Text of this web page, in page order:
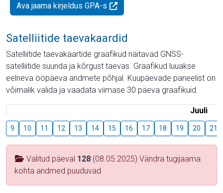
Ava jaama kirjeldus GPA-s
Satelliitide taevakaardid
Satelliitide taevakaartide graafikud näitavad GNSS-
satelliitide suunda ja kõrgust taevas. Graafikud luuakse
eelneva ööpäeva andmete põhjal. Kuupäevade paneelist on
võimalik valida ja vaadata viimase 30 päeva graafikuid.
Juuli
9 10 11 12 13 14 15 16 17 18 19 20 21
Valitud päeval 128 (08.05.2025) Vändra tugijaama
kohta andmed puuduvad